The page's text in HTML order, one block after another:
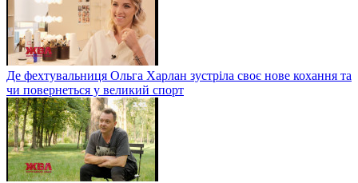
Де фехтувальниця Ольга Харлан зустріла своє нове кохання та
чи повернеться у великий спорт